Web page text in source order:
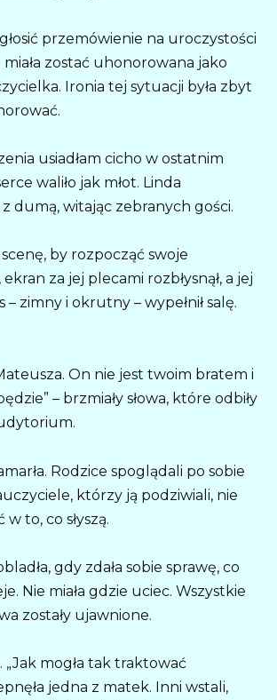
przemówienie na uroczystości
zostać uhonorowana jako
Ironia tej sytuacji była zbyt
usiadłam cicho w ostatnim
waliło jak młot. Linda
z dumą, witając zebranych gości.
scenę, by rozpocząć swoje
za jej plecami rozbłysnął, a jej
– zimny i okrutny – wypełnił salę.
On nie jest twoim bratem i
– brzmiały słowa, które odbiły
Rodzice spoglądali po sobie
którzy ją podziwiali, nie
to, co słyszą.
gdy zdała sobie sprawę, co
Nie miała gdzie uciec. Wszystkie
zostały ujawnione.
„Jak mogła tak traktować
jedna z matek. Inni wstali,